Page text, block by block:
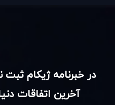
در خبرنامه ژیکام ثبت
آخرین اتفاقات